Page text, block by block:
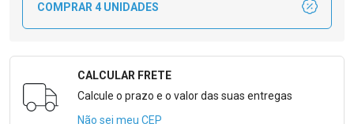
COMPRAR 4 UNIDADES
Formulário para Calcular o Frete
CALCULAR FRETE
Calcule o prazo e o valor das suas entregas
Não sei meu CEP